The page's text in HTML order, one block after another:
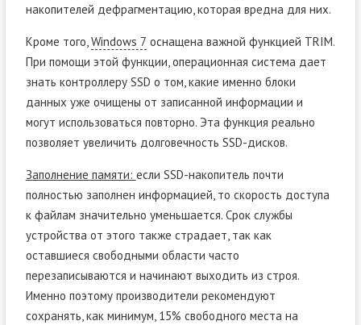
накопителей дефрагментацию, которая вредна для них.
Кроме того,Windows 7 оснащена важной функцией TRIM.
При помощи этой функции, операционная система дает
знать контроллеру SSD о том, какие именно блоки
данных уже очищены от записанной информации и
могут использоваться повторно. Эта функция реально
позволяет увеличить долговечность SSD-дисков.
Заполнение памяти: если SSD-накопитель почти
полностью заполнен информацией, то скорость доступа
к файлам значительно уменьшается. Срок службы
устройства от этого также страдает, так как
оставшиеся свободными области часто
перезаписываются и начинают выходить из строя.
Именно поэтому производители рекомендуют
сохранять, как минимум, 15% свободного места на